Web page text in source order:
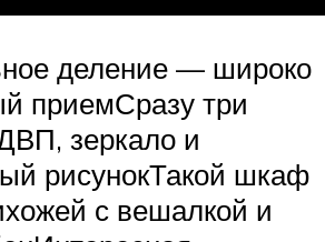
деление — широко
приемСразу три
зеркало и
рисунокТакой шкаф
с вешалкой и